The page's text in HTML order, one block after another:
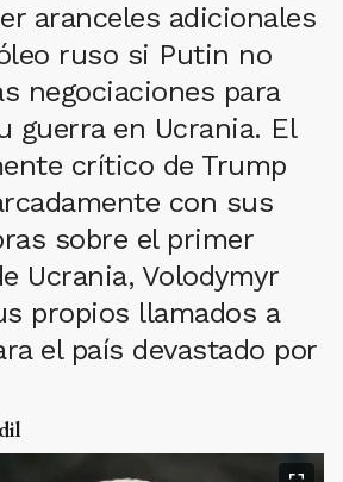
aranceles adicionales
ruso si Putin no
negociaciones para
guerra en Ucrania. El
crítico de Trump
con sus
sobre el primer
Ucrania, Volodymyr
propios llamados a
el país devastado por